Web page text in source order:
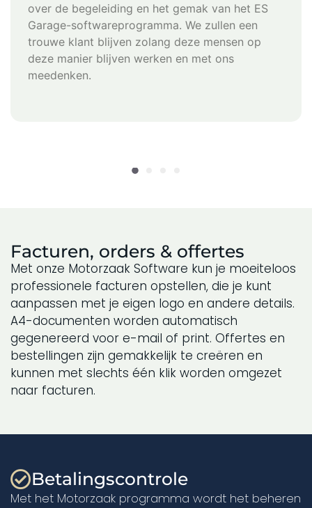
over de begeleiding en het gemak van het ES
Garage-softwareprogramma. We zullen een
trouwe klant blijven zolang deze mensen op
deze manier blijven werken en met ons
meedenken.
Facturen, orders & offertes
Met onze Motorzaak Software kun je moeiteloos
professionele facturen opstellen, die je kunt
aanpassen met je eigen logo en andere details.
A4-documenten worden automatisch
gegenereerd voor e-mail of print. Offertes en
bestellingen zijn gemakkelijk te creëren en
kunnen met slechts één klik worden omgezet
naar facturen.
Betalingscontrole
Met het Motorzaak programma wordt het beheren